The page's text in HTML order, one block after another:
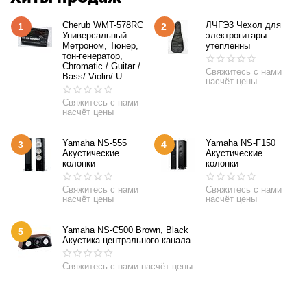
1
Cherub WMT-578RC
Универсальный
Метроном, Тюнер,
тон-генератор,
Chromatic / Guitar /
Bass/ Violin/ U
Свяжитесь с нами
насчёт цены
2
ЛЧГЭ3 Чехол для
электрогитары
утепленны
Свяжитесь с нами
насчёт цены
3
Yamaha NS-555
Акустические
колонки
Свяжитесь с нами
насчёт цены
4
Yamaha NS-F150
Акустические
колонки
Свяжитесь с нами
насчёт цены
5
Yamaha NS-C500 Brown, Black
Акустика центрального канала
Свяжитесь с нами насчёт цены